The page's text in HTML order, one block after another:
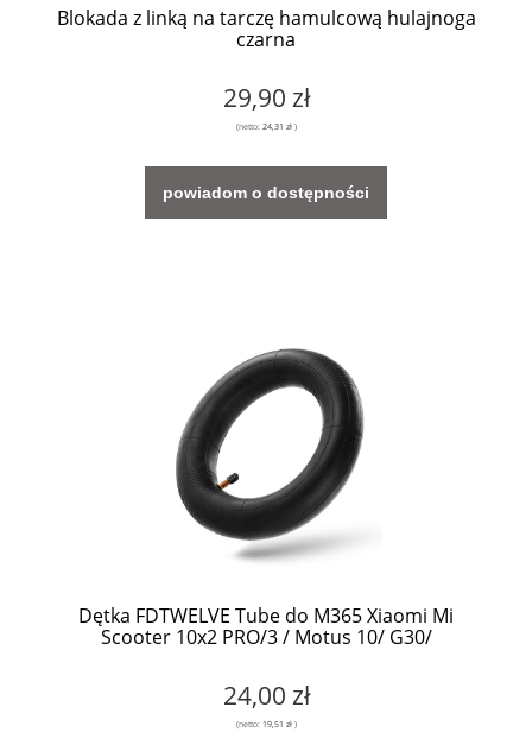
Blokada z linką na tarczę hamulcową hulajnoga
czarna
29,90 zł
(netto: 24,31 zł)
powiadom o dostępności
Dętka FDTWELVE Tube do M365 Xiaomi Mi
Scooter 10x2 PRO/3 / Motus 10/ G30/
24,00 zł
(netto: 19,51 zł)